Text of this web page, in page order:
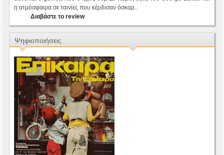
η ατμόσφαιρα σε ταινίες που κέρδισαν όσκαρ..
Διαβάστε το review
Ψηφιοποιήσεις